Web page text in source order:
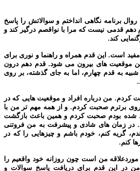
روال برنامه نگاهی انداختم و سوالاتش را پاسخ
قدمی نیست که مرا با نواقصم درگیر کند و
کند.
است. این قدم همراه و راهنما و نوری برای
موقعیت های بیرون می شود. قدم دهم درون
به قدم چهارم، اما به جای گذشته، بر روی
کردم. من درباره افراد و موقعیت هایی که در
برترم صحبت کردم. و از همه مهم تر من با
شده بودم صحبت کردم و همین باعث بازگشت
در زمان های شادی و پیشرفت به من فروتنی
گریه کنم، خودم باشم و چیزهایی را که در
کنم.
من است چون روزانه خود واقعیم را
در این قدم برای دریافت پاسخ سوالات و